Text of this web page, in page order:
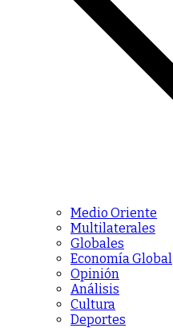
Medio Oriente
Multilaterales
Globales
Economía Global
Opinión
Análisis
Cultura
Deportes